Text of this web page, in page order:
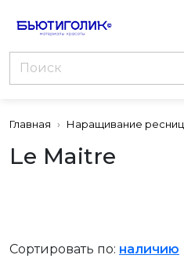
Главная Наращивание ресниц
Le Maitre
Сортировать по: наличию